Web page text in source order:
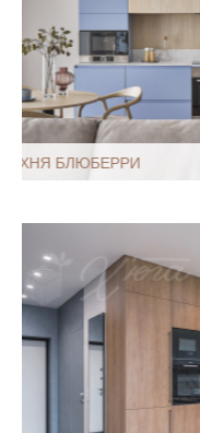
КУХНЯ ЛИОНЕ
С островом